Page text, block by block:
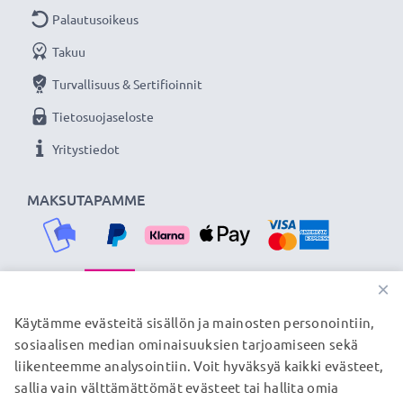
MAKSUTAPAMME
Palautusoikeus
Takuu
Turvallisuus & Sertifioinnit
Tietosuojaseloste
Yritystiedot
TOIMITUSKUMPPANIMME
© subtel.fi 2026
×
Käytämme evästeitä sisällön ja mainosten personointiin,
sosiaalisen median ominaisuuksien tarjoamiseen sekä
liikenteemme analysointiin. Voit hyväksyä kaikki evästeet,
sallia vain välttämättömät evästeet tai hallita omia